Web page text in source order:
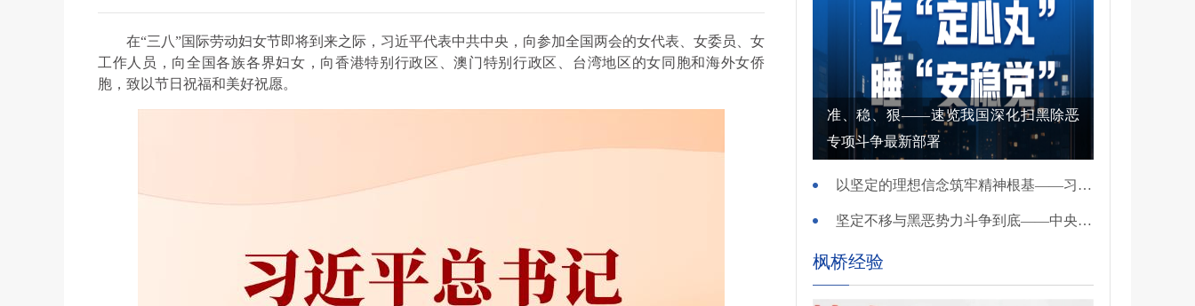
在“三八”国际劳动妇女节即将到来之际，习近平代表中共中央，向参加全国两会的女代表、女委员、女
工作人员，向全国各族各界妇女，向香港特别行政区、澳门特别行政区、台湾地区的女同胞和海外女侨
胞，致以节日祝福和美好祝愿。
准、稳、狠——速览我国深化扫黑除恶
专项斗争最新部署
以坚定的理想信念筑牢精神根基——习近平党建思想理论品格系列述评之一
坚定不移与黑恶势力斗争到底——中央政法委负责同志就开展深化扫黑除恶专项斗争有关问题答记者问
枫桥经验